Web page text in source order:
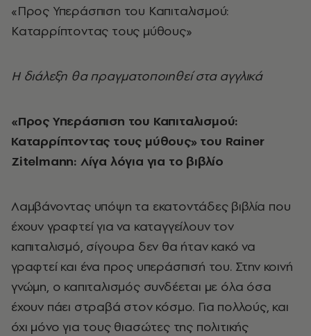
«Προς Υπεράσπιση του Καπιταλισμού:
Καταρρίπτοντας τους μύθους»
Η διάλεξη θα πραγματοποιηθεί στα αγγλικά
«Προς Υπεράσπιση του Καπιταλισμού:
Καταρρίπτοντας τους μύθους» του Rainer
Zitelmann: Λίγα λόγια για το βιβλίο
Λαμβάνοντας υπόψη τα εκατοντάδες βιβλία που
έχουν γραφτεί για να καταγγείλουν τον
καπιταλισμό, σίγουρα δεν θα ήταν κακό να
γραφτεί και ένα προς υπεράσπισή του. Στην κοινή
γνώμη, ο καπιταλισμός συνδέεται με όλα όσα
έχουν πάει στραβά στον κόσμο. Για πολλούς, και
όχι μόνο για τους θιασώτες της πολιτικής